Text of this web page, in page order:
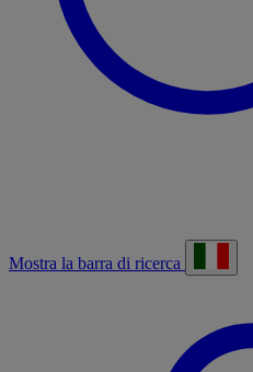
Mostra la barra di ricerca